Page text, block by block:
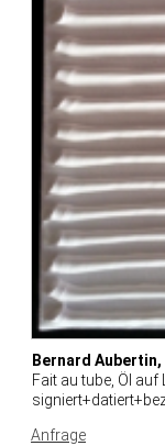
Bernard
Fait au tube, Öl
Anfrage